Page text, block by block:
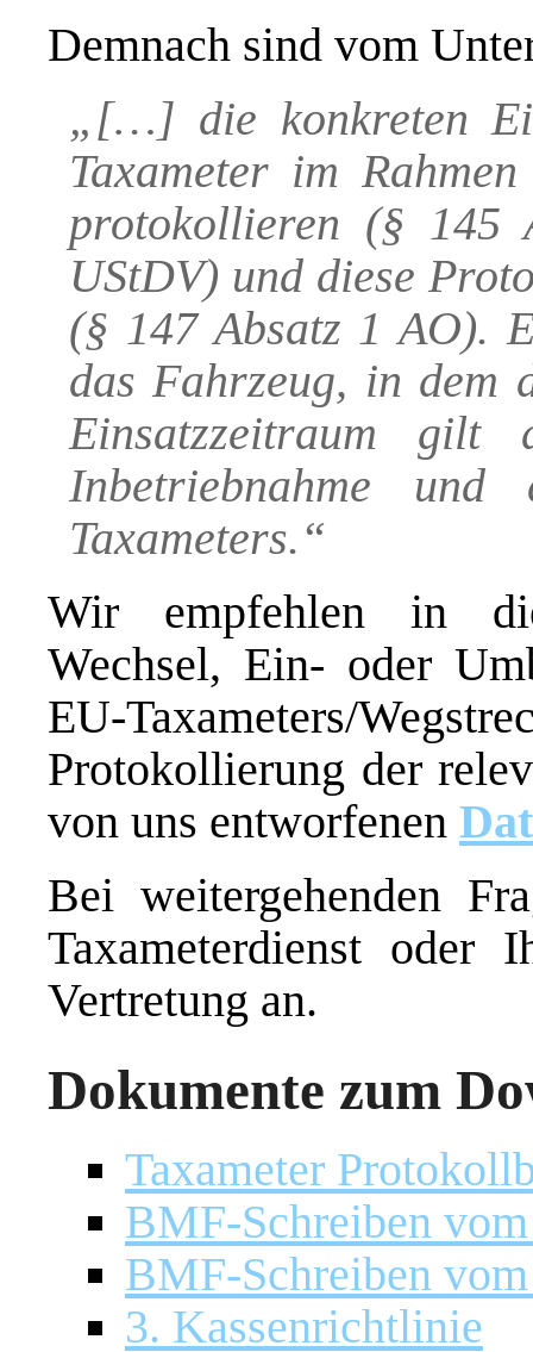
Demnach sind vom
„[…] die konkreten
Taxameter im
protokollieren (§ 145
UStDV) und diese
(§ 147 Absatz 1 AO).
das Fahrzeug, in dem
Einsatzzeitraum gilt
Inbetriebnahme und
Taxameters.“
Wir empfehlen in
Wechsel, Ein- oder
EU-Taxameters/
Protokollierung der
von uns entworfenen
Bei weitergehenden
Taxameterdienst oder
Vertretung an.
Dokumente zum
Taxameter
BMF-Schreiben
BMF-Schreiben
3. Kassenrichtlinie